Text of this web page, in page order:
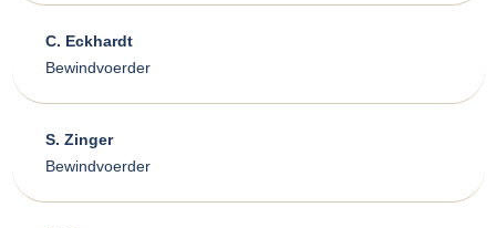
C. Eckhardt
Bewindvoerder
S. Zinger
Bewindvoerder